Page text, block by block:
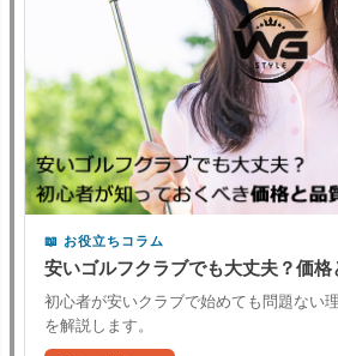
お役立ちコラム
安いゴルフクラブでも大丈夫？価
初心者が安いクラブで始めても問題ない
を解説します。